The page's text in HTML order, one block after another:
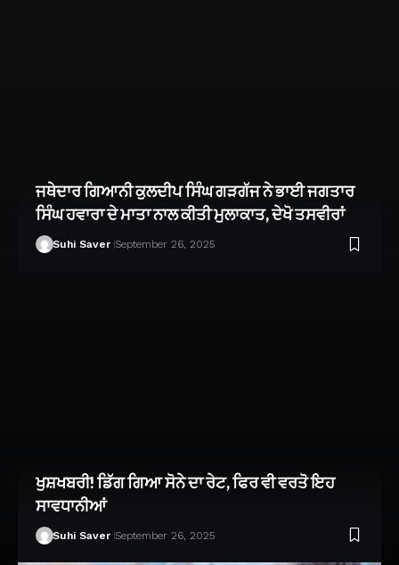
ਜਥੇਦਾਰ ਗਿਆਨੀ ਕੁਲਦੀਪ ਸਿੰਘ ਗੜਗੱਜ ਨੇ ਭਾਈ ਜਗਤਾਰ
ਸਿੰਘ ਹਵਾਰਾ ਦੇ ਮਾਤਾ ਨਾਲ ਕੀਤੀ ਮੁਲਾਕਾਤ, ਦੇਖੋ ਤਸਵੀਰਾਂ
Suhi Saver September 26, 2025
ਖੁਸ਼ਖਬਰੀ! ਡਿੱਗ ਗਿਆ ਸੋਨੇ ਦਾ ਰੇਟ, ਫਿਰ ਵੀ ਵਰਤੋ ਇਹ
ਸਾਵਧਾਨੀਆਂ
Suhi Saver September 26, 2025